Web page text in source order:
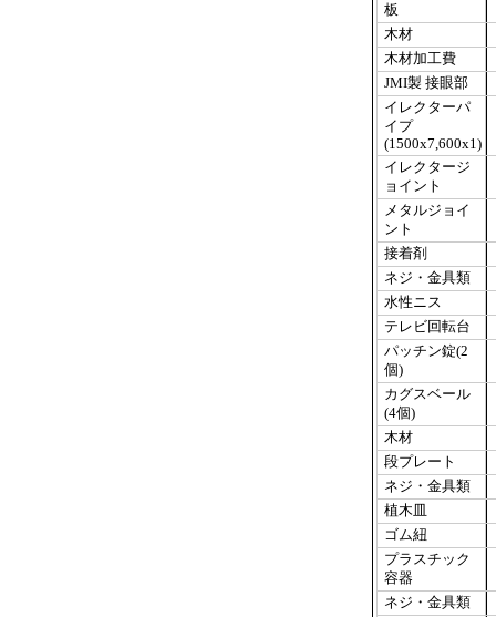
板
木材
木材加工費
JMI製 接眼部
イレクターパ
イプ
(1500x7,600x1)
イレクタージ
ョイント
メタルジョイ
ント
接着剤
ネジ・金具類
水性ニス
テレビ回転台
パッチン錠(2
個)
カグスベール
(4個)
木材
段プレート
ネジ・金具類
植木皿
ゴム紐
プラスチック
容器
ネジ・金具類